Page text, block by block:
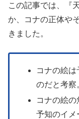
この記事では、『
か、コナの正体や
きました。
コナの絵
のだと考察
コナの絵
予知のイメ